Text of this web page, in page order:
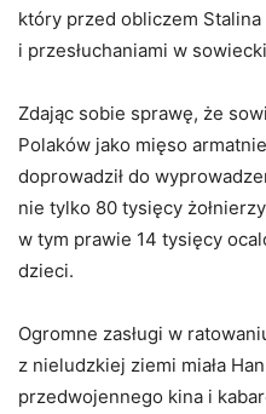
który przed obliczem
i przesłuchaniami w
Zdając sobie sprawę, że
Polaków jako mięso
doprowadził do
nie tylko 80 tysięcy
w tym prawie 14 tysięcy
dzieci.
Ogromne zasługi w
z nieludzkiej ziemi miała
przedwojennego kina i